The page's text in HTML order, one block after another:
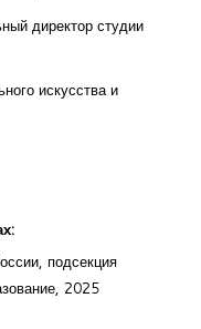
директор студии
искусства и
подсекция
2025